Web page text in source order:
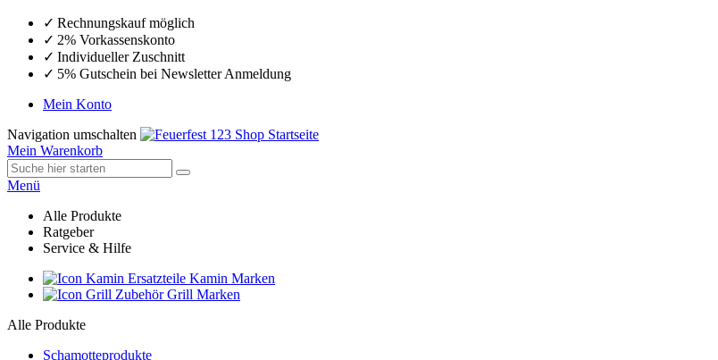
Rechnungskauf möglich
2% Vorkassenskonto
Individueller Zuschnitt
5% Gutschein bei Newsletter Anmeldung
Mein Konto
Navigation umschalten
Mein Warenkorb
Menü
Alle Produkte
Ratgeber
Service & Hilfe
Ersatzteile Kamin Marken
Zubehör Grill Marken
Alle Produkte
Schamotteprodukte